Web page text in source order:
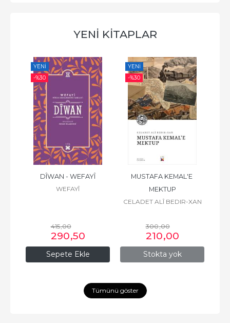
YENİ KİTAPLAR
YENI
-%30
Sepete Ekle
DÎWAN - WEFAYÎ
WEFAYÎ
415,00
290,50
YENI
-%30
Stokta yok
MUSTAFA KEMAL'E
MEKTUP
CELADET ALÎ BEDIR-XAN
300,00
210,00
Tümünü göster